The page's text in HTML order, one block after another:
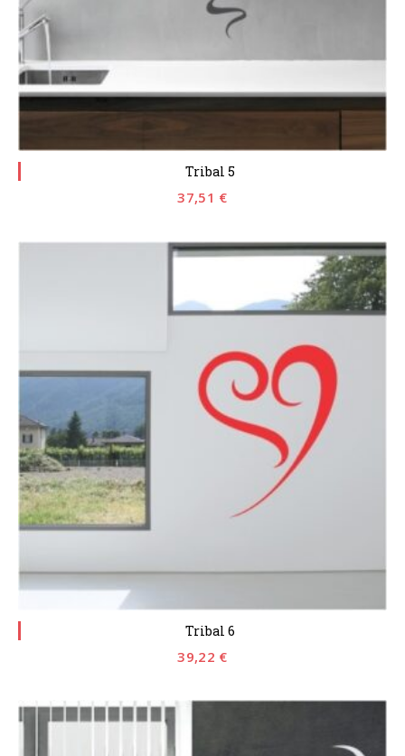
Tribal 5
37,51 €
Tribal 6
39,22 €